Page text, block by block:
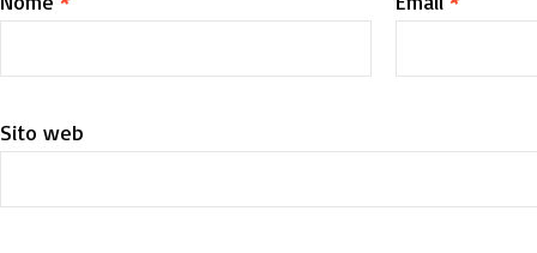
Sito web